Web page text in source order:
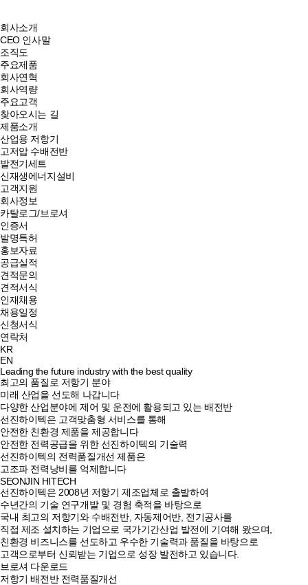
회사소개
CEO 인사말
조직도
주요제품
회사연혁
회사역량
주요고객
찾아오시는 길
제품소개
산업용 저항기
고저압 수배전반
발전기세트
신재생에너지설비
고객지원
회사정보
카탈로그/브로셔
인증서
발명특허
홍보자료
공급실적
견적문의
견적서식
인재채용
채용일정
신청서식
연락처
KR
EN
Leading the future industry with the best quality
최고의 품질로 저항기 분야
미래 산업을 선도해 나갑니다
다양한 산업분야에 제어 및 운전에 활용되고 있는 배전반
선진하이텍은 고객맞춤형 서비스를 통해
안전한 친환경 제품을 제공합니다
안전한 전력공급을 위한 선진하이텍의 기술력
선진하이텍의 전력품질개선 제품은
고조파 전력낭비를 억제합니다
SEONJIN HITECH
선진하이텍은 2008년 저항기 제조업체로 출발하여
수년간의 기술 연구개발 및 경험 축적을 바탕으로
국내 최고의 저항기와 수배전반, 자동제어반, 전기공사를
직접 제조 설치하는 기업으로 국가기간산업 발전에 기여해 왔으며,
친환경 비즈니스를 선도하고 우수한 기술력과 품질을 바탕으로
고객으로부터 신뢰받는 기업으로 성장 발전하고 있습니다.
브로셔 다운로드
저항기 배전반 전력품질개선